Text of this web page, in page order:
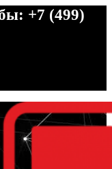
+7 (499)